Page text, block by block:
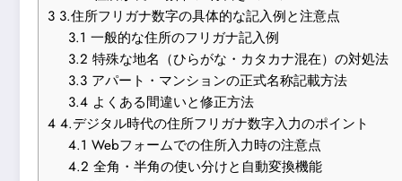
3 3.住所フリガナ数字の具体的な記入例と注意点
3.1 一般的な住所のフリガナ記入例
3.2 特殊な地名（ひらがな・カタカナ混在）の対処法
3.3アパート・マンションの正式名称記載方法
3.4よくある間違いと修正方法
4 4.デジタル時代の住所フリガナ数字入力のポイント
4.1 Webフォームでの住所入力時の注意点
4.2 全角・半角の使い分けと自動変換機能